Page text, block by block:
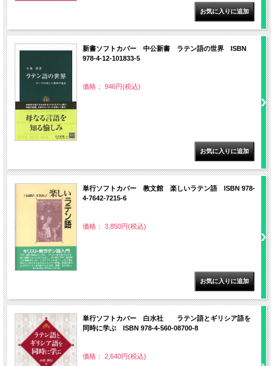
新書ソフトカバー 中公新書 ラテン語の世界 ISBN
978-4-12-101833-5
価格： 946円(税込)
単行ソフトカバー 教文館 楽しいラテン語 ISBN 978-
4-7642-7215-6
価格： 3,850円(税込)
単行ソフトカバー 白水社 ラテン語とギリシア語を
同時に学ぶ ISBN 978-4-560-08700-8
価格： 2,640円(税込)